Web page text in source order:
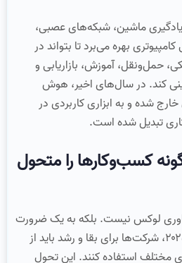
یادگیری ماشین، شبکه‌های عصبی،
بهره می‌برد تا بتواند در
حمل‌ونقل، آموزش، بازاریابی و
کند. در سال‌های اخیر، هوش
شده و به ابزاری کاربردی در
تبدیل شده است.
کسب‌وکارها را متحول
لوکس نیست. بلکه به یک ضرورت
تبدیل شده است. در سال ۲۰۲۵، شرکت‌ها برای بقا و رشد باید از
استفاده کنند. این تحول